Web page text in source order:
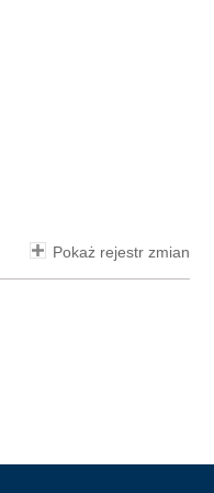
Pokaż rejestr zmian